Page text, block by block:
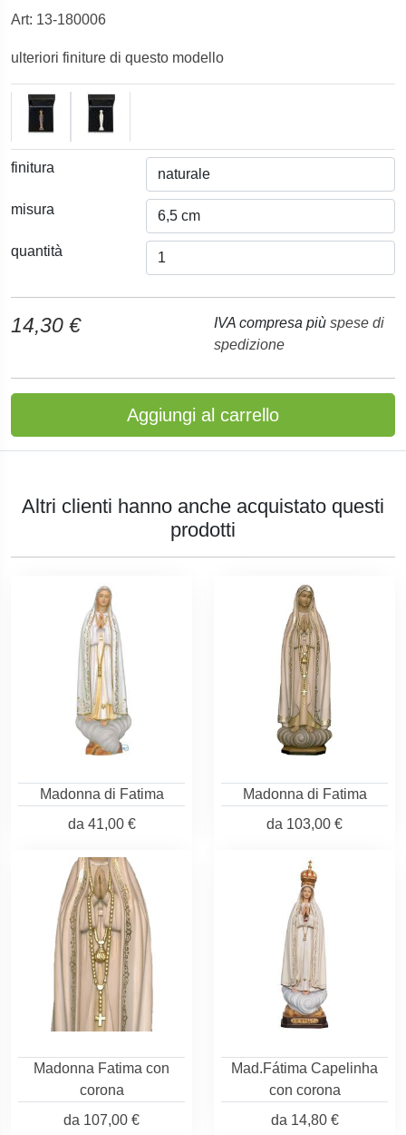
Art: 13-180006
ulteriori finiture di questo modello
finitura
misura
quantità
14,30 € IVA compresa più spese di
spedizione
Aggiungi al carrello
Altri clienti hanno anche acquistato questi
prodotti
Madonna di Fatima
da 41,00 €
Madonna di Fatima
da 103,00 €
Madonna Fatima con
corona
da 107,00 €
Mad.Fátima Capelinha
con corona
da 14,80 €